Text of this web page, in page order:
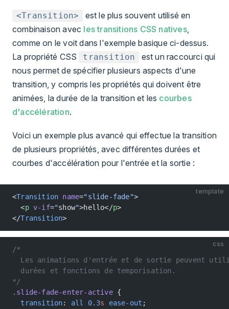
<Transition>
est le plus souvent utilisé en
combinaison avec les transitions CSS natives,
comme on le voit dans l'exemple basique ci-dessus.
La propriété CSS
transition
est un raccourci qui
nous permet de spécifier plusieurs aspects d'une
transition, y compris les propriétés qui doivent être
animées, la durée de la transition et les courbes
d'accélération.
Voici un exemple plus avancé qui effectue la transition
de plusieurs propriétés, avec différentes durées et
courbes d'accélération pour l'entrée et la sortie :
template
<Transition name="slide-fade">
  <
p v-if="show">hello</p>
</Transition>
css
/*
Les animations d'entrée et de sortie peuvent
  durées et fonctions de temporisation.
*/
.slide-fade-enter-active {
  transition
: all 0.3s ease-out ;